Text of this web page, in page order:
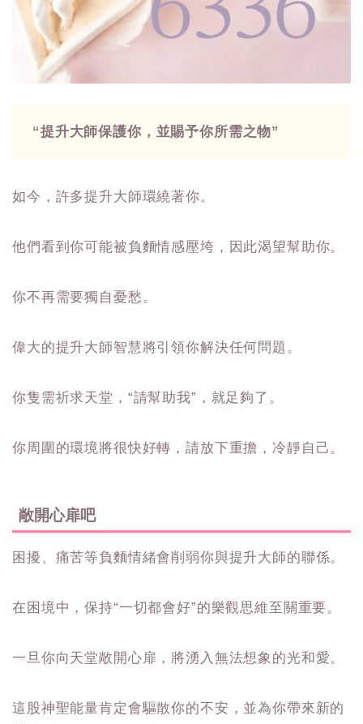
“提升大師保護你，並賜予你所需之物”
如今，許多提升大師環繞著你。
他們看到你可能被負麵情感壓垮，因此渴望幫助你。
你不再需要獨自憂愁。
偉大的提升大師智慧將引領你解決任何問題。
你隻需祈求天堂，“請幫助我”，就足夠了。
你周圍的環境將很快好轉，請放下重擔，冷靜自己。
敞開心扉吧
困擾、痛苦等負麵情緒會削弱你與提升大師的聯係。
在困境中，保持“一切都會好”的樂觀思維至關重要。
一旦你向天堂敞開心扉，將湧入無法想象的光和愛。
這股神聖能量肯定會驅散你的不安，並為你帶來新的